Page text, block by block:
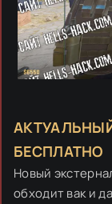
БЕСПЛАТНО
Новый
обходит вак и